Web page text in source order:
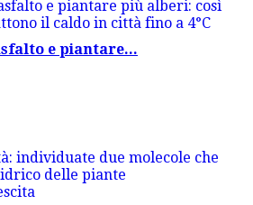
e piantare...